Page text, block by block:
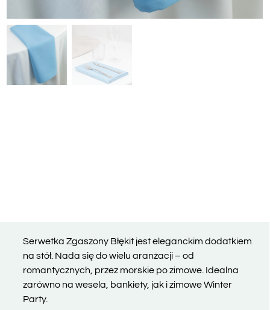
Serwetka Zgaszony Błękit jest eleganckim dodatkiem
na stół. Nada się do wielu aranżacji – od
romantycznych, przez morskie po zimowe. Idealna
zarówno na wesela, bankiety, jak i zimowe Winter
Party.